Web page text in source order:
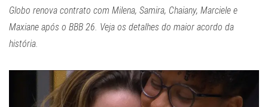
Globo renova contrato com Milena, Samira, Chaiany, Marciele e
Maxiane após o BBB 26. Veja os detalhes do maior acordo da
história.